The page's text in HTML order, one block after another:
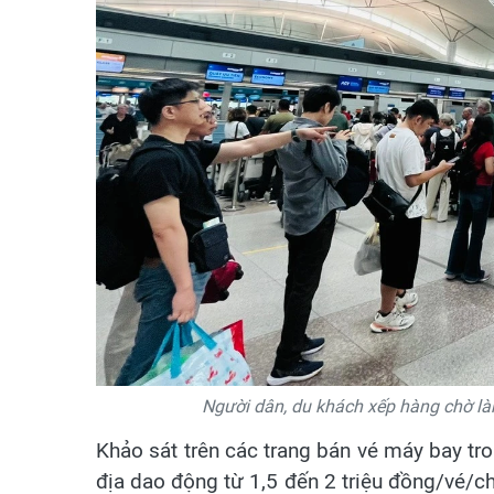
Người dân, du khách xếp hàng chờ
Khảo sát trên các trang bán vé máy bay
địa dao động từ 1,5 đến 2 triệu đồng/vé/